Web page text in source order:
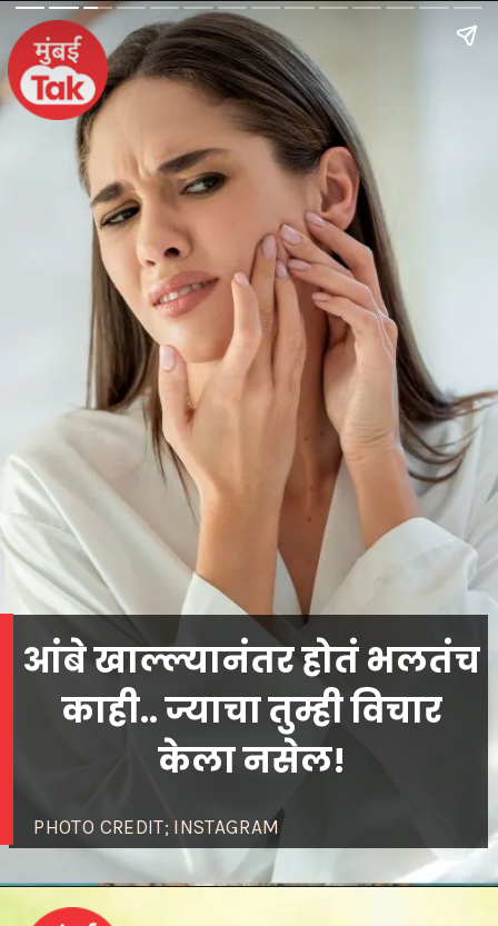
PHOTO CREDIT; INSTAGRAM
आंबे खाल्ल्यानंतर होतं भलतंच
काही.. ज्याचा तुम्ही विचार